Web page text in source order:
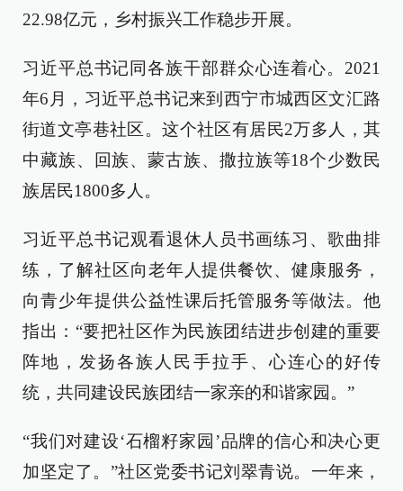
22.98亿元，乡村振兴工作稳步开展。
习近平总书记同各族干部群众心连着心。2021
年6月，习近平总书记来到西宁市城西区文汇路
街道文亭巷社区。这个社区有居民2万多人，其
中藏族、回族、蒙古族、撒拉族等18个少数民
族居民1800多人。
习近平总书记观看退休人员书画练习、歌曲排
练，了解社区向老年人提供餐饮、健康服务，
向青少年提供公益性课后托管服务等做法。他
指出：“要把社区作为民族团结进步创建的重要
阵地，发扬各族人民手拉手、心连心的好传
统，共同建设民族团结一家亲的和谐家园。”
“我们对建设‘石榴籽家园’品牌的信心和决心更
加坚定了。”社区党委书记刘翠青说。一年来，